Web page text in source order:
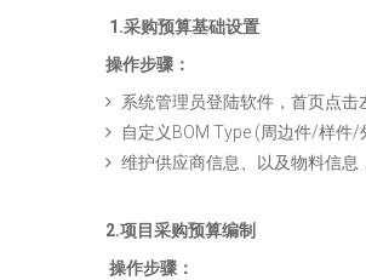
1.采购预算基础设置
操作步骤：
系统管理员登陆软件，首页点
自定义BOM Type (周边件/样件/
维护供应商信息、以及物料信息
2.项目采购预算编制
操作步骤：